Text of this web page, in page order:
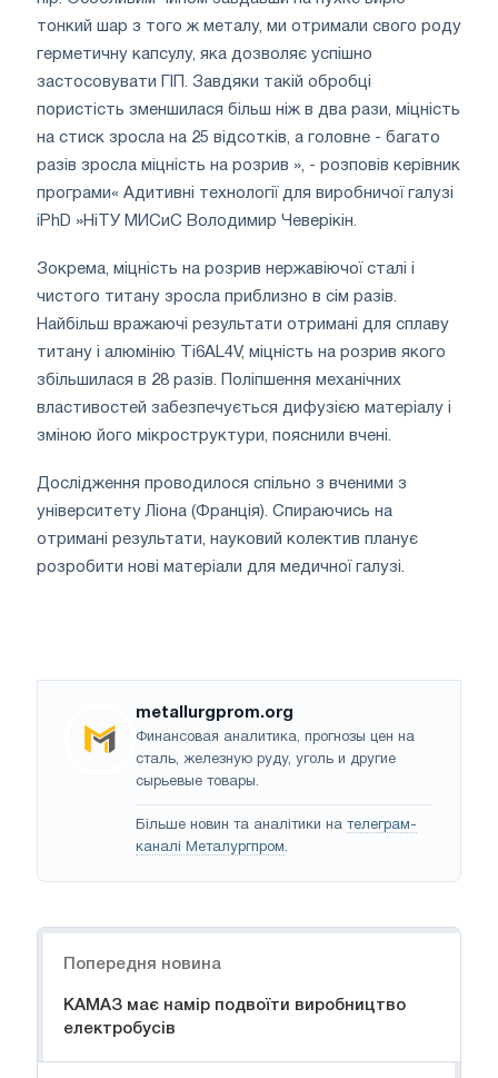
тонкий шар з того ж металу, ми отримали свого роду
герметичну капсулу, яка дозволяє успішно
застосовувати ГІП. Завдяки такій обробці
пористість зменшилася більш ніж в два рази, міцність
на стиск зросла на 25 відсотків, а головне - багато
разів зросла міцність на розрив », - розповів керівник
програми« Адитивні технології для виробничої галузі
iPhD »НіТУ МИСиС Володимир Чеверікін.
Зокрема, міцність на розрив нержавіючої сталі і
чистого титану зросла приблизно в сім разів.
Найбільш вражаючі результати отримані для сплаву
титану і алюмінію Ti6AL4V, міцність на розрив якого
збільшилася в 28 разів. Поліпшення механічних
властивостей забезпечується дифузією матеріалу і
зміною його мікроструктури, пояснили вчені.
Дослідження проводилося спільно з вченими з
університету Ліона (Франція). Спираючись на
отримані результати, науковий колектив планує
розробити нові матеріали для медичної галузі.
metallurgprom.org
Финансовая аналитика, прогнозы цен на
сталь, железную руду, уголь и другие
сырьевые товары.
Більше новин та аналітики на телеграм-
каналі Металургпром.
Попередня новина
КАМАЗ має намір подвоїти виробництво
електробусів